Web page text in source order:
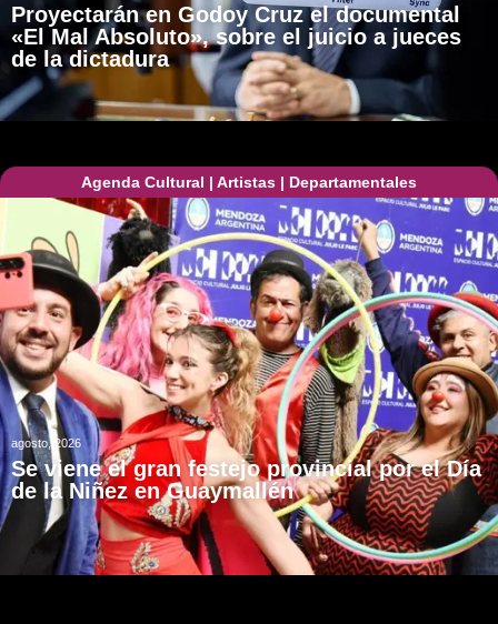
Proyectarán en Godoy Cruz el documental
«El Mal Absoluto», sobre el juicio a jueces
de la dictadura
Agenda Cultural | Artistas | Departamentales
agosto, 2026
Se viene el gran festejo provincial por el Día
de la Niñez en Guaymallén